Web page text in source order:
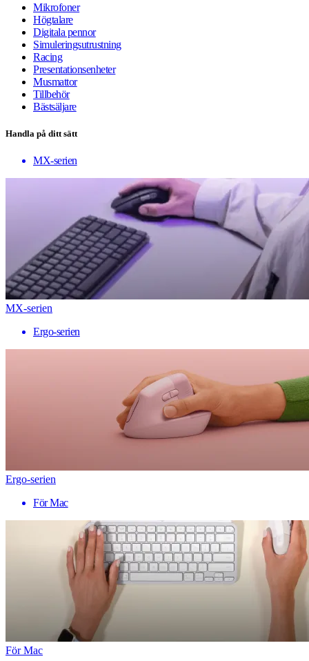
Mikrofoner
Högtalare
Digitala pennor
Simuleringsutrustning
Racing
Presentationsenheter
Musmattor
Tillbehör
Bästsäljare
Handla på ditt sätt
MX-serien
MX-serien
Ergo-serien
Ergo-serien
För Mac
För Mac